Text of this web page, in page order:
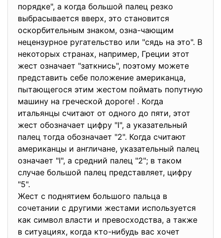
порядке", а когда большой палец резко
выбрасывается вверх, это становится
оскорбительным знаком, озна-чающим
нецензурное ругательство или "сядь на это". В
некоторых странах, например, Греции этот
жест означает "заткнись", поэтому можете
представить себе положение американца,
пытающегося этим жестом поймать попутную
машину на греческой дороге! . Когда
итальянцы считают от одного до пяти, этот
жест обозначает цифру "I", а указательный
палец тогда обозначает "2". Когда считают
американцы и англичане, указательный палец
означает "I", а средний палец "2"; в таком
случае большой палец представляет, цифру
"5".
Жест с поднятием большого пальца в
сочетании с другими жестами используется
как символ власти и превосходства, а также
в ситуациях, когда кто-нибудь вас хочет